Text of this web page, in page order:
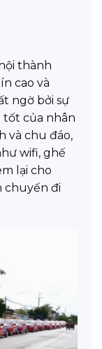
thành
cao và
ngờ bởi sự
của nhân
và chu đáo,
wifi, ghế
lại cho
chuyến đi